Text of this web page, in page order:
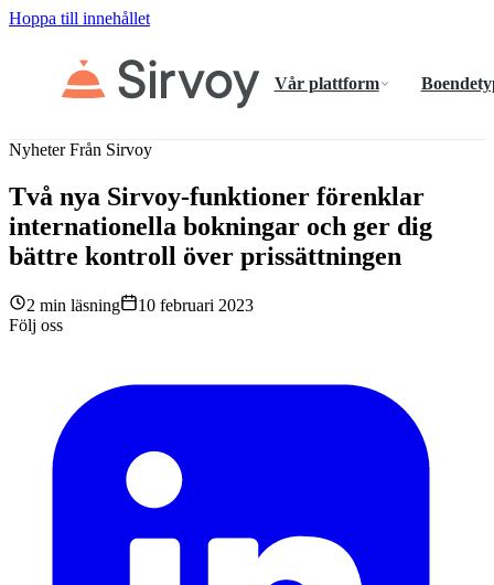
Hoppa till innehållet
Vår plattform
Nyheter Från Sirvoy
Två nya Sirvoy-funktioner förenklar
internationella bokningar och ger dig
bättre kontroll över prissättningen
2 min läsning
10 februari 2023
Följ oss